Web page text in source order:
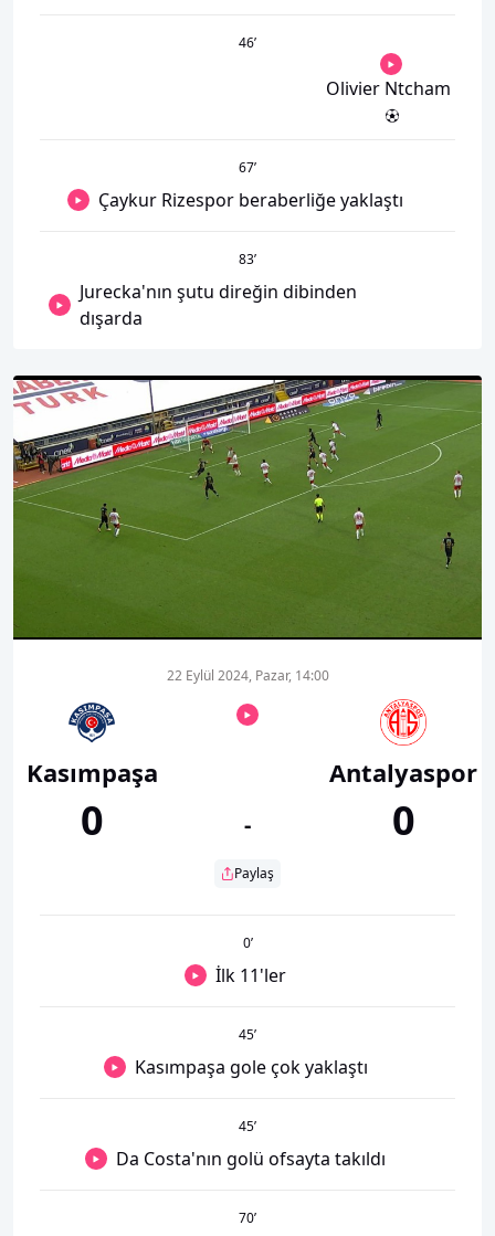
46’
Olivier Ntcham
67’
Çaykur Rizespor beraberliğe yaklaştı
83’
Jurecka'nın şutu direğin dibinden
dışarda
00:01
Kasımpaşa
0
22 Eylül 2024, Pazar, 14:00
-
Paylaş
Antalyaspor
0
0’
İlk 11'ler
45’
Kasımpaşa gole çok yaklaştı
45’
Da Costa'nın golü ofsayta takıldı
70’